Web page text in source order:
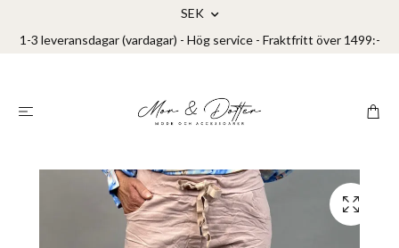
SEK
1-3 leveransdagar (vardagar) - Hög service - Fraktfritt över 1499:-